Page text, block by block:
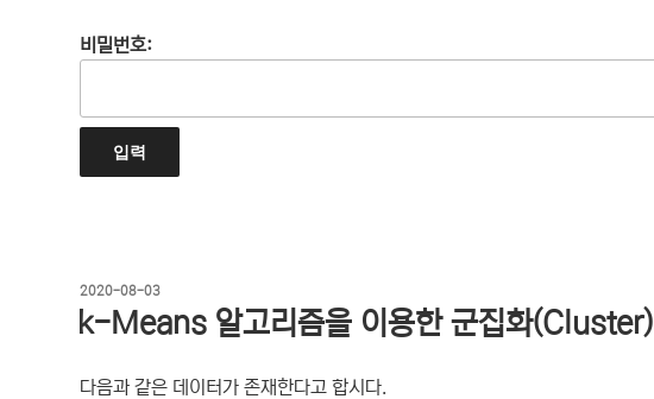
비밀번호:
작
성
일
2020-08-03
k-Means 알고리즘을 이용한 군집화(Cluster)
다음과 같은 데이터가 존재한다고 합시다.